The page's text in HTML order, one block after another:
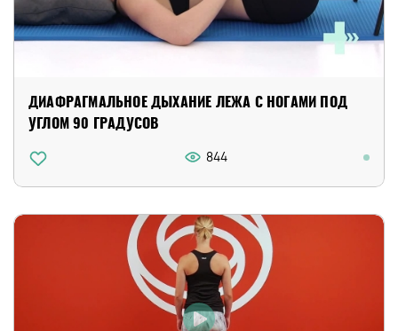
ДИАФРАГМАЛЬНОЕ ДЫХАНИЕ ЛЕЖА С НОГАМИ ПОД
УГЛОМ 90 ГРАДУСОВ
844